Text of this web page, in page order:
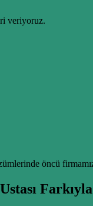
veriyoruz.
öncü
Farkıyla